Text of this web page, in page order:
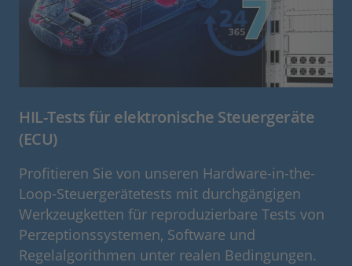
HIL-Tests für elektronische Steuergeräte
(ECU)
Profitieren Sie von unseren Hardware-in-the-
Loop-Steuergerätetests mit durchgängigen
Werkzeugketten für reproduzierbare Tests von
Perzeptionssystemen, Software und
Regelalgorithmen unter realen Bedingungen.